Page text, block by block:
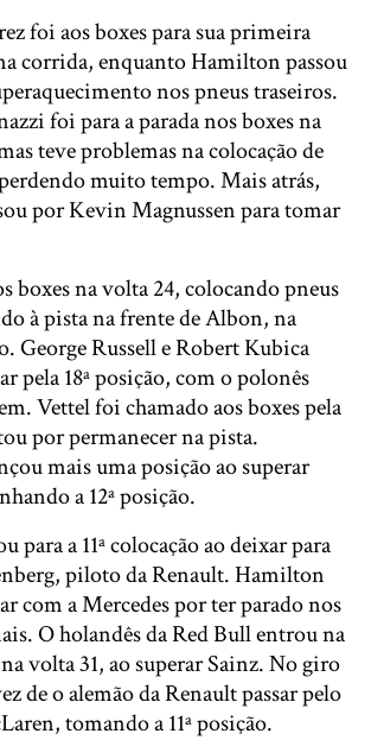
foi aos boxes para sua primeira
corrida, enquanto Hamilton passou
nos pneus traseiros.
foi para a parada nos boxes na
teve problemas na colocação de
muito tempo. Mais atrás,
por Kevin Magnussen para tomar
boxes na volta 24, colocando pneus
à pista na frente de Albon, na
George Russell e Robert Kubica
pela 18ª posição, com o polonês
Vettel foi chamado aos boxes pela
por permanecer na pista.
mais uma posição ao superar
a 12ª posição.
para a 11ª colocação ao deixar para
piloto da Renault. Hamilton
com a Mercedes por ter parado nos
O holandês da Red Bull entrou na
volta 31, ao superar Sainz. No giro
de o alemão da Renault passar pelo
tomando a 11ª posição.